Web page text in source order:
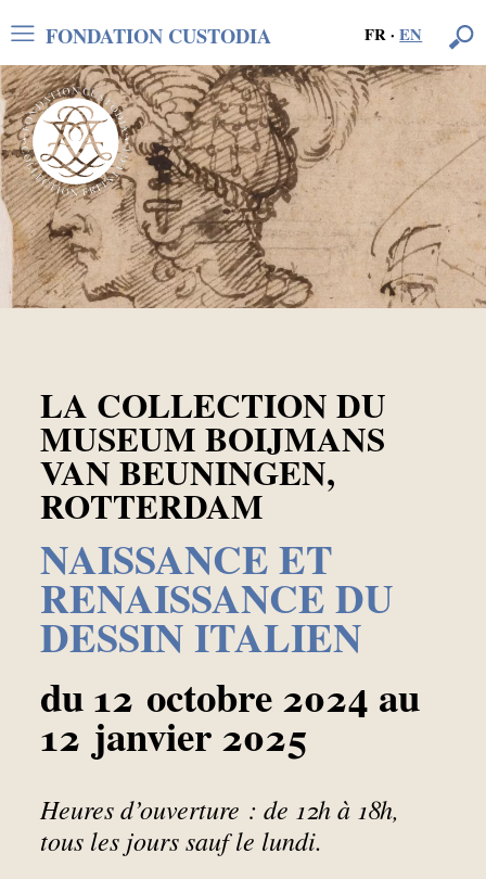
FR·EN
FONDATION CUSTODIA
LA COLLECTION DU
MUSEUM BOIJMANS
VAN BEUNINGEN,
ROTTERDAM
NAISSANCE ET
RENAISSANCE DU
DESSIN ITALIEN
du 12 octobre 2024 au
12 janvier 2025
Heures d’ouverture : de 12h à 18h,
tous les jours sauf le lundi.